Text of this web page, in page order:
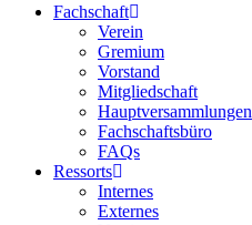
search
Menu
Fachschaft
Verein
Gremium
Vorstand
Mitgliedschaft
Hauptversammlungen
Fachschaftsbüro
FAQs
Ressorts
Internes
Externes